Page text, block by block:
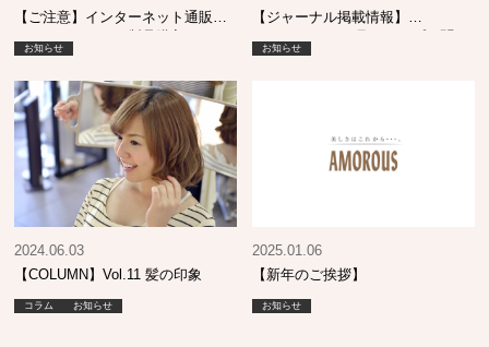
【ご注意】インターネット通販・
てお知らせ
【ジャーナル掲載情報】
く！
お知らせ
【COLUMN】Vol.11 髪の印象
2024.06.03
コラム お知らせ
【新年のご挨拶】
2025.01.06
お知らせ